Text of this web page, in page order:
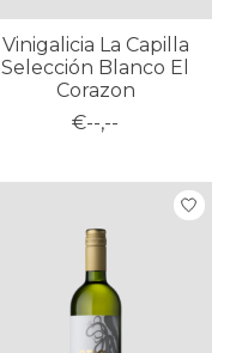
Vinigalicia La Capilla
Selección Blanco El
Corazon
€--,--